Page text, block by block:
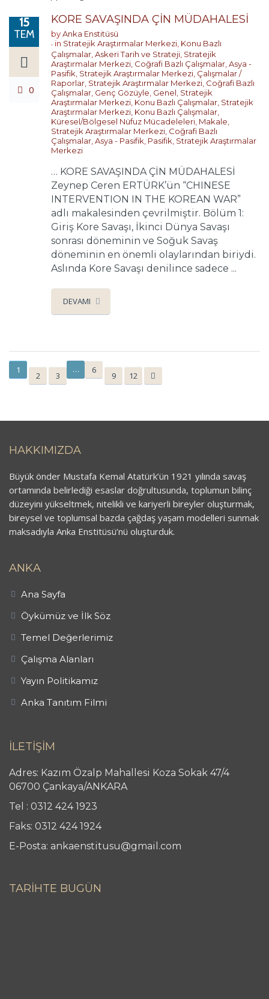
15
TEM
0
KORE SAVAŞINDA ÇİN MÜDAHALESİ
byAnka Enstitüsü
in Stratejik Araştırmalar Merkezi Konu Bazlı
Çalışmalar Askeri Tarih ve Strateji Stratejik
Araştırmalar Merkezi Coğrafi Bazlı Çalışmalar Asya -
Pasifik Stratejik Araştırmalar Merkezi Çalışmalar /
Raporlar Stratejik Araştırmalar Merkezi Coğrafi Bazlı
Çalışmalar Genç Gözüyle Genel Stratejik
Araştırmalar Merkezi Konu Bazlı Çalışmalar Stratejik
Araştırmalar Merkezi Konu Bazlı Çalışmalar
Küresel/Bölgesel Nüfuz Mücadeleleri Makale
Stratejik Araştırmalar Merkezi Coğrafi Bazlı
Çalışmalar Asya - Pasifik Pasifik Stratejik Araştırmalar
Merkezi
… KORE SAVAŞINDA ÇİN MÜDAHALESİ
Zeynep Ceren ERTÜRK’ün “CHINESE
INTERVENTION IN THE KOREAN WAR”
adlı makalesinden çevrilmiştir. Bölüm 1:
Giriş Kore Savaşı, İkinci Dünya Savaşı
sonrası döneminin ve Soğuk Savaş
döneminin en önemli olaylarından biriydi.
Aslında Kore Savaşı denilince sadece ...
DEVAMI
1
2 3
… 6
9 12
HAKKIMIZDA
Büyük önder Mustafa Kemal Atatürk’ün 1921 yılında savaş
ortamında belirlediği esaslar doğrultusunda, toplumun bilinç
düzeyini yükseltmek, nitelikli ve kariyerli bireyler oluşturmak,
bireysel ve toplumsal bazda çağdaş yaşam modelleri sunmak
maksadıyla Anka Enstitüsü’nü oluşturduk.
ANKA
Ana Sayfa
Öykümüz ve İlk Söz
Temel Değerlerimiz
Çalışma Alanları
Yayın Politikamız
Anka Tanıtım Filmi
İLETİŞİM
Adres: Kazım Özalp Mahallesi Koza Sokak 47/4
06700 Çankaya/ANKARA
Tel : 0312 424 1923
Faks: 0312 424 1924
E-Posta: ankaenstitusu@gmail.com
TARİHTE BUGÜN